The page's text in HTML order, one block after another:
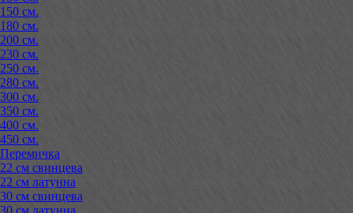
150 см.
180 см.
200 см.
230 см.
250 см.
280 см.
300 см.
350 см.
400 см.
450 см.
Перемичка
22 см свинцева
22 см латунна
30 см свинцева
30 см латунна